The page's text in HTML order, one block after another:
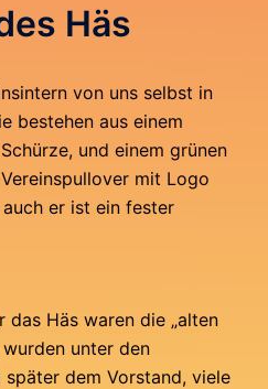
Häs
von uns selbst in
bestehen aus einem
und einem grünen
mit Logo
er ist ein fester
das Häs waren die „alten
wurden unter den
dem Vorstand, viele